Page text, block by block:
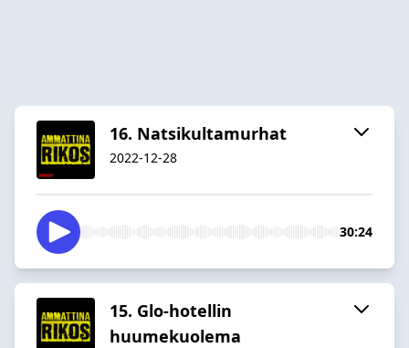
16. Natsikultamurhat
2022-12-28
30:24
15. Glo-hotellin
huumekuolema